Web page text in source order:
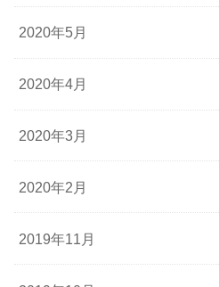
2020年5月
2020年4月
2020年3月
2020年2月
2019年11月